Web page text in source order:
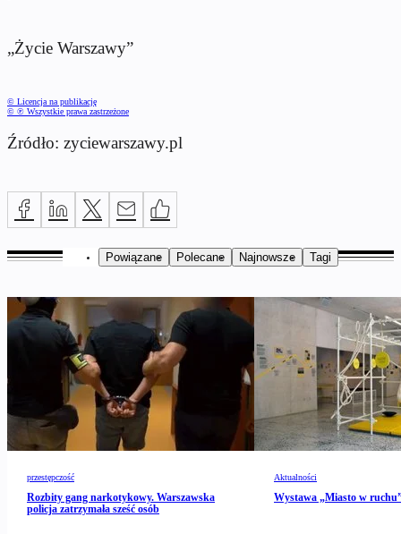
„Życie Warszawy”
© Licencja na publikację
© ℗ Wszystkie prawa zastrzeżone
Źródło: zyciewarszawy.pl
Powiązane Polecane Najnowsze Tagi
przestępczość
Rozbity gang narkotykowy. Warszawska
policja zatrzymała sześć osób
Aktualności
Wystawa „Miasto w